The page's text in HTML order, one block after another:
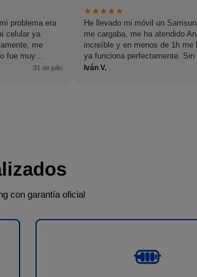
problema era
celular ya
me
fue muy
31 de julio
★★★★★
He llevado mi móvil un
me cargaba, me ha atendido
increíble y en menos de 1h me
ya funciona perfectamente. Sin
pase algo, volveré.
Iván V.
con garantía oficial